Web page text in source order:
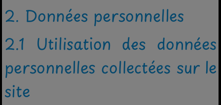
2. Données personnelles
2.1 Utilisation des données
personnelles collectées sur le
site